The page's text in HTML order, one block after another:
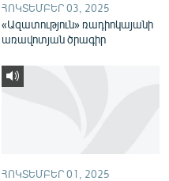
ՀՈԿՏԵՄԲԵՐ 03, 2025
«Ազատություն» ռադիոկայանի
առավոտյան ծրագիր
ՀՈԿՏԵՄԲԵՐ 01, 2025